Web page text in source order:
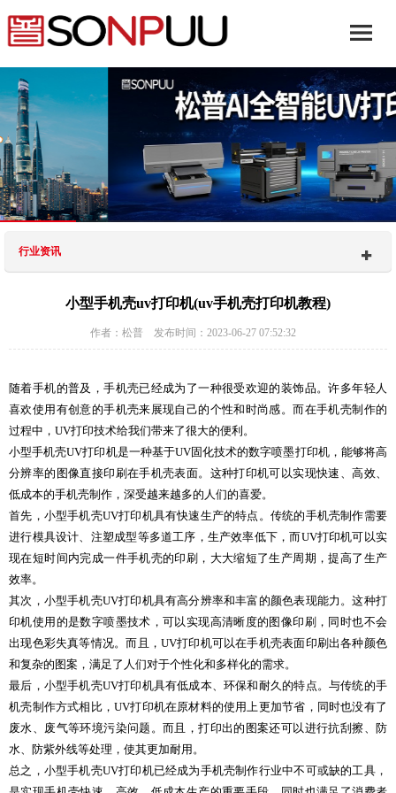
行业资讯
小型手机壳uv打印机(uv手机壳打印机教程)
作者：松普 发布时间：2023-06-27 07:52:32
随着手机的普及，手机壳已经成为了一种很受欢迎的装饰品。许多年轻人
喜欢使用有创意的手机壳来展现自己的个性和时尚感。而在手机壳制作的
过程中，UV打印技术给我们带来了很大的便利。
小型手机壳UV打印机是一种基于UV固化技术的数字喷墨打印机，能够将高
分辨率的图像直接印刷在手机壳表面。这种打印机可以实现快速、高效、
低成本的手机壳制作，深受越来越多的人们的喜爱。
首先，小型手机壳UV打印机具有快速生产的特点。传统的手机壳制作需要
进行模具设计、注塑成型等多道工序，生产效率低下，而UV打印机可以实
现在短时间内完成一件手机壳的印刷，大大缩短了生产周期，提高了生产
效率。
其次，小型手机壳UV打印机具有高分辨率和丰富的颜色表现能力。这种打
印机使用的是数字喷墨技术，可以实现高清晰度的图像印刷，同时也不会
出现色彩失真等情况。而且，UV打印机可以在手机壳表面印刷出各种颜色
和复杂的图案，满足了人们对于个性化和多样化的需求。
最后，小型手机壳UV打印机具有低成本、环保和耐久的特点。与传统的手
机壳制作方式相比，UV打印机在原材料的使用上更加节省，同时也没有了
废水、废气等环境污染问题。而且，打印出的图案还可以进行抗刮擦、防
水、防紫外线等处理，使其更加耐用。
总之，小型手机壳UV打印机已经成为手机壳制作行业中不可或缺的工具，